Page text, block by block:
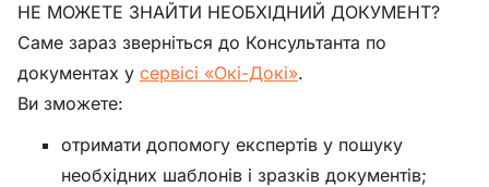
НЕ МОЖЕТЕ ЗНАЙТИ НЕОБХІДНИЙ ДОКУМЕНТ?
Саме зараз зверніться до Консультанта по
документах у сервісі «Окі-Докі».
Ви зможете:
отримати допомогу експертів у пошуку
необхідних шаблонів і зразків документів;